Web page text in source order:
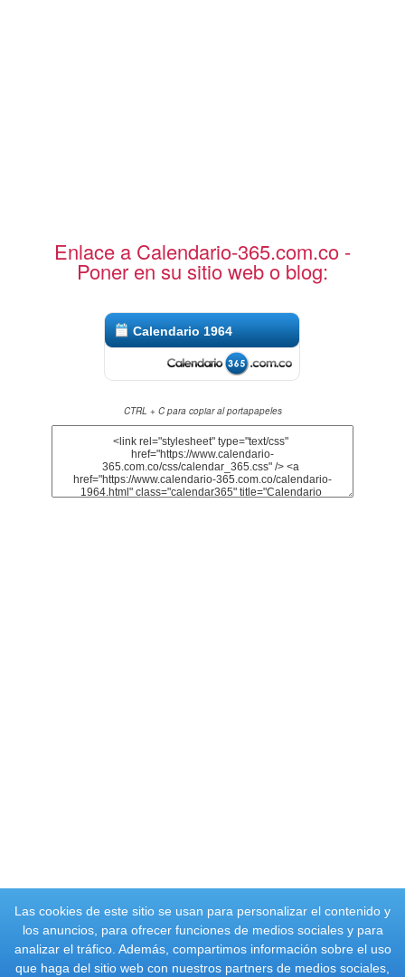
Las cookies de este sitio se usan para personalizar el contenido y
los anuncios, para ofrecer funciones de medios sociales y para
analizar el tráfico. Además, compartimos información sobre el uso
que haga del sitio web con nuestros partners de medios sociales,
Enlace a Calendario-365.com.co -
Poner en su sitio web o blog:
Calendario 1964
CTRL + C para copiar al portapapeles